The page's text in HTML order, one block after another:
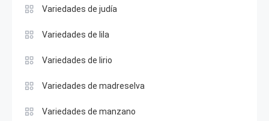
Variedades de judía
Variedades de lila
Variedades de lirio
Variedades de madreselva
Variedades de manzano